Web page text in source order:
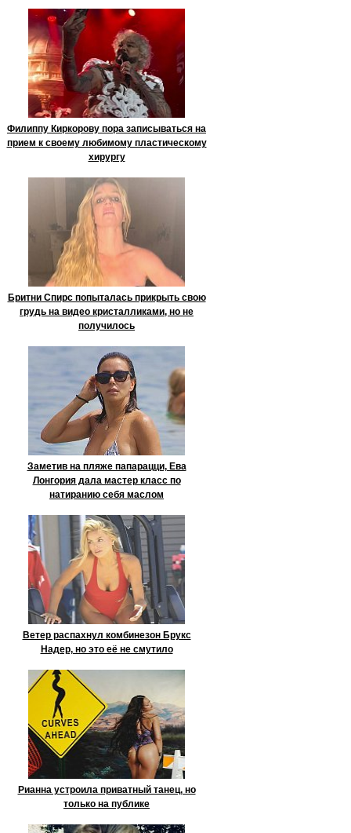
Филиппу Киркорову пора записываться на
прием к своему любимому пластическому
хирургу
Бритни Спирс попыталась прикрыть свою
грудь на видео кристалликами, но не
получилось
Заметив на пляже папарацци, Ева
Лонгория дала мастер класс по
натиранию себя маслом
Ветер распахнул комбинезон Брукс
Надер, но это её не смутило
Рианна устроила приватный танец, но
только на публике